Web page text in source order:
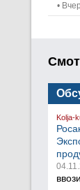
•
Kolja-